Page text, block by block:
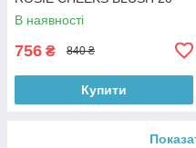
В наявності
756 ₴ 840 ₴
Купити